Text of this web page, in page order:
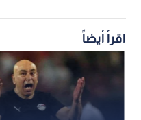
اقرأ أيضاً